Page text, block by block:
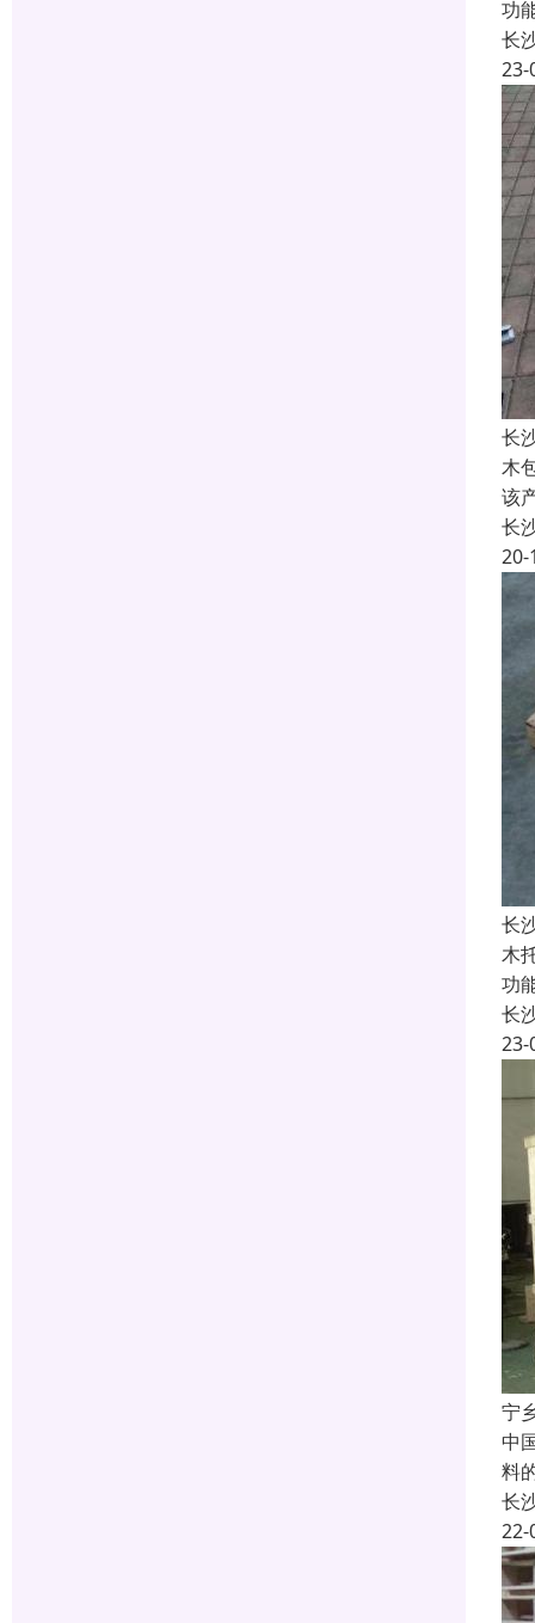
功
长
23-
长
木
该
长
20-
长
木
功
长
23-
宁
中
料
长
22-